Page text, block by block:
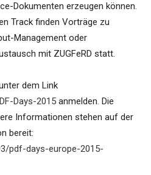
Dokumenten erzeugen können.
Track finden Vorträge zu
Management oder
mit ZUGFeRD statt.
dem Link
Days-2015 anmelden. Die
Informationen stehen auf der
bereit:
pdf-days-europe-2015-